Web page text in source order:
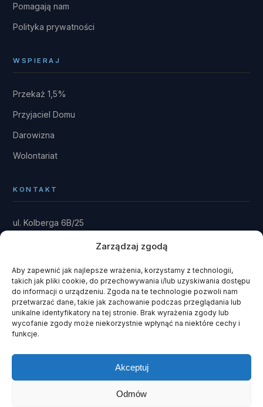
Zarządzaj zgodą
Aby zapewnić jak najlepsze wrażenia, korzystamy z technologii,
takich jak pliki cookie, do przechowywania i/lub uzyskiwania dostępu
do informacji o urządzeniu. Zgoda na te technologie pozwoli nam
przetwarzać dane, takie jak zachowanie podczas przeglądania lub
unikalne identyfikatory na tej stronie. Brak wyrażenia zgody lub
wycofanie zgody może niekorzystnie wpłynąć na niektóre cechy i
funkcje.
Akceptuj
Odmów
Pomagają nam
Polityka prywatności
WSPIERAJ
Przekaż 1,5%
Przyjaciel Domu
Darowizna
Wolontariat
KONTAKT
ul. Kolberga 6B/25
Rytel 89-642
gmina Czersk · powiat chojnicki
fundacja@domrainmana.pl
+48 606 585 941
+48 660 908 051